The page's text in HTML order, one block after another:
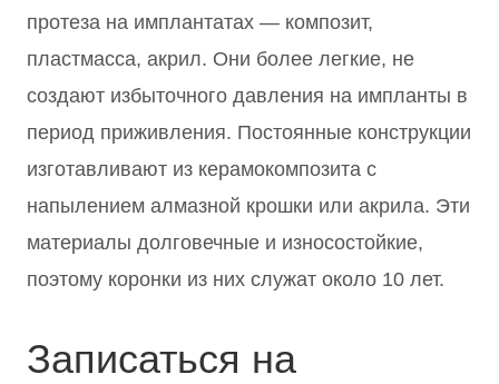
протеза на имплантатах — композит,
пластмасса, акрил. Они более легкие, не
создают избыточного давления на импланты в
период приживления. Постоянные конструкции
изготавливают из керамокомпозита с
напылением алмазной крошки или акрила. Эти
материалы долговечные и износостойкие,
поэтому коронки из них служат около 10 лет.
Записаться на